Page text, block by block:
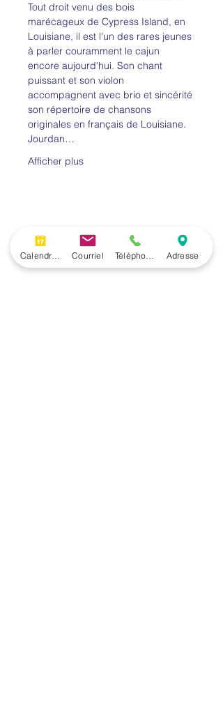
Tout droit venu des bois
marécageux de Cypress Island, en
Louisiane, il est l'un des rares jeunes
à parler couramment le cajun
encore aujourd'hui. Son chant
puissant et son violon
accompagnent avec brio et sincérité
son répertoire de chansons
originales en français de Louisiane.
Jourdan…
Afficher plus
Partager cet
événement
Courriel Adresse